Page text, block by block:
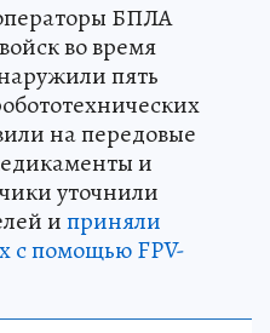
БПЛА
во время
пять
на передовые
и
уточнили
иприняли
с помощью FPV-